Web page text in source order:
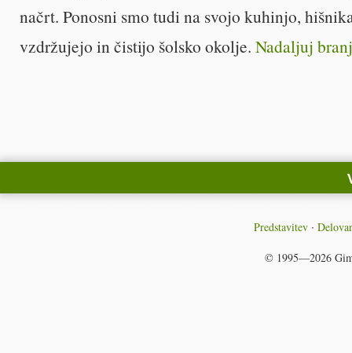
načrt. Ponosni smo tudi na svojo kuhinjo,
vzdržujejo in čistijo šolsko okolje. Nadaljuj
Predstavitev
© 1995—2026